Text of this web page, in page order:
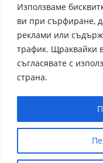
Използваме
ви при сърфиране,
реклами или
трафик. Щраквайки
съгласявате с
страна.